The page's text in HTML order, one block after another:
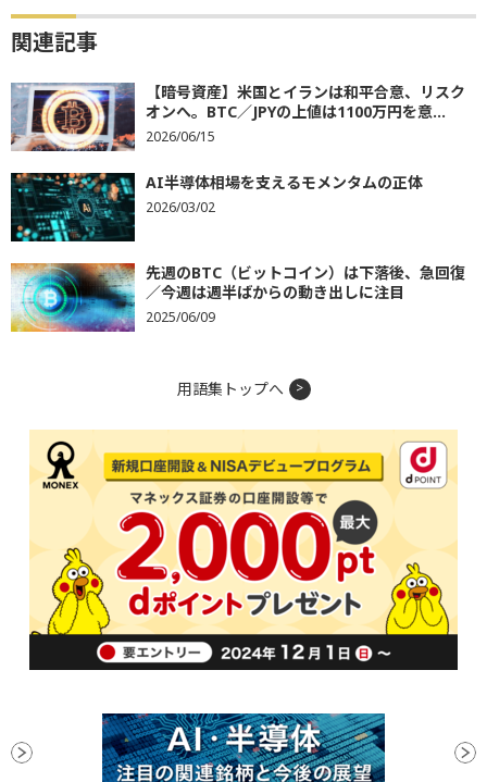
関連記事
【暗号資産】米国とイランは和平合意、リスク
オンへ。BTC／JPYの上値は1100万円を意...
2026/06/15
AI半導体相場を支えるモメンタムの正体
2026/03/02
先週のBTC（ビットコイン）は下落後、急回復
／今週は週半ばからの動き出しに注目
2025/06/09
用語集トップへ